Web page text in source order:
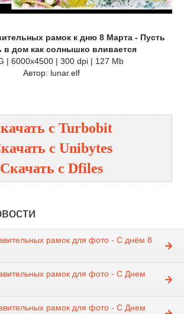
рамок к дню 8 Марта - Пусть
в дом как солнышко вливается
| 6000х4500 | 300 dpi | 127 Mb
Автор: lunar.elf
с Turbobit
с Unibytes
Скачать с Dfiles
рамок для фото - С днём 8
рамок для фото - С Днем
рамок для фото - С Днем